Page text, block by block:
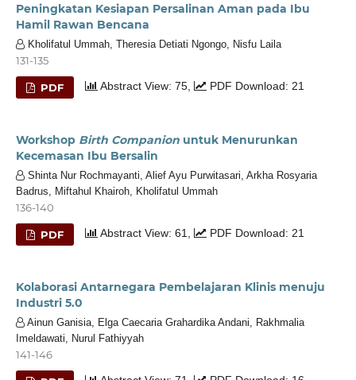
Peningkatan Kesiapan Persalinan Aman pada Ibu
Hamil Rawan Bencana
Kholifatul Ummah, Theresia Detiati Ngongo, Nisfu Laila
131-135
PDF Abstract View: 75, PDF Download: 21
Workshop Birth Companionuntuk Menurunkan
Kecemasan Ibu Bersalin
Shinta Nur Rochmayanti, Alief Ayu Purwitasari, Arkha Rosyaria
Badrus, Miftahul Khairoh, Kholifatul Ummah
136-140
PDF Abstract View: 61, PDF Download: 21
Kolaborasi Antarnegara Pembelajaran Klinis menuju
Industri 5.0
Ainun Ganisia, Elga Caecaria Grahardika Andani, Rakhmalia
Imeldawati, Nurul Fathiyyah
141-146